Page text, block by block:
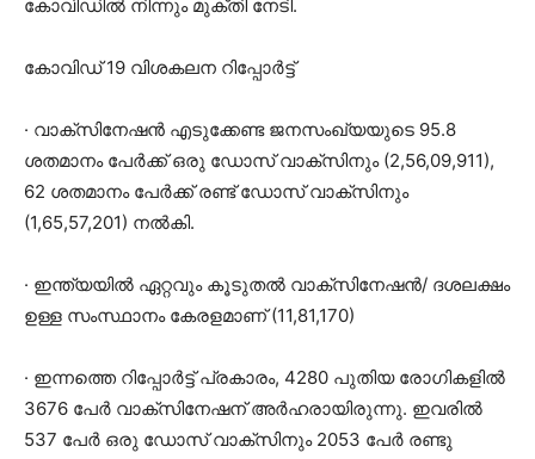
കോവിഡില്‍ നിന്നും മുക്തി നേടി.
കോവിഡ് 19 വിശകലന റിപ്പോര്‍ട്ട്
· വാക്‌സിനേഷന്‍ എടുക്കേണ്ട ജനസംഖ്യയുടെ 95.8
ശതമാനം പേര്‍ക്ക് ഒരു ഡോസ് വാക്‌സിനും (2,56,09,911),
62 ശതമാനം പേര്‍ക്ക് രണ്ട് ഡോസ് വാക്‌സിനും
(1,65,57,201) നല്‍കി.
· ഇന്ത്യയില്‍ ഏറ്റവും കൂടുതല്‍ വാക്‌സിനേഷന്‍/ ദശലക്ഷം
ഉള്ള സംസ്ഥാനം കേരളമാണ് (11,81,170)
· ഇന്നത്തെ റിപ്പോര്‍ട്ട് പ്രകാരം, 4280 പുതിയ രോഗികളില്‍
3676 പേര്‍ വാക്‌സിനേഷന് അര്‍ഹരായിരുന്നു. ഇവരില്‍
537 പേര്‍ ഒരു ഡോസ് വാക്‌സിനും 2053 പേര്‍ രണ്ടു